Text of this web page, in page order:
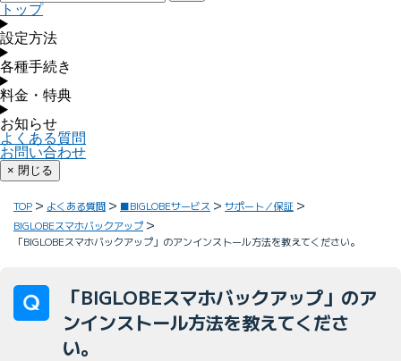
トップ
設定方法
各種手続き
料金・特典
お知らせ
よくある質問
お問い合わせ
× 閉じる
TOP よくある質問 ■BIGLOBEサービス
サポート／保証
BIGLOBEスマホバックアップ
「BIGLOBEスマホバックアップ」のアンインストール方法を教えてください。
「BIGLOBEスマホバックアップ」のア
ンインストール方法を教えてくださ
い。